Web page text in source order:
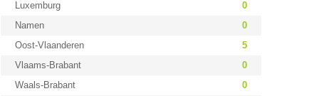
Luxemburg
0
Namen
0
Oost-Vlaanderen
5
Vlaams-Brabant
0
Waals-Brabant
0